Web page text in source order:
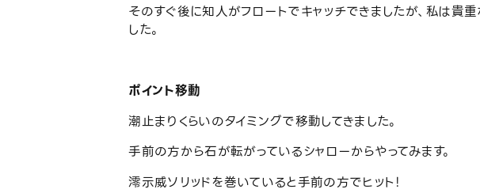
そのすぐ後に知人がフロートでキャッチできましたが、私は貴
した。
ポイント移動
潮止まりくらいのタイミングで移動してきました。
手前の方から石が転がっているシャローからやってみます。
澪示威ソリッドを巻いていると手前の方でヒット！